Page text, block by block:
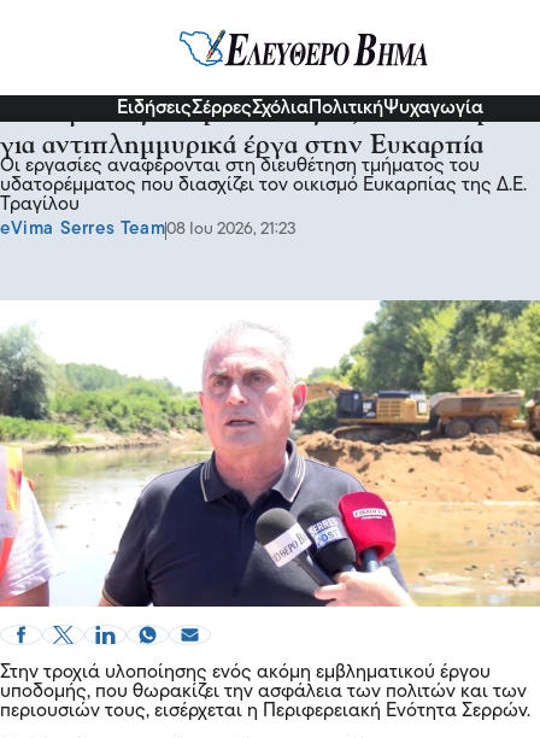
ΕιδήσειςΣέρρεςΣχόλια ΠολιτικήΨυχαγωγία
Παναγιώτης Σπυρόπουλος: 3,4 εκατ. ευρώ
για αντιπλημμυρικά έργα στην Ευκαρπία
Οι εργασίες αναφέρονται στη διευθέτηση τμήματος του
υδατορέμματος που διασχίζει τον οικισμό Ευκαρπίας της Δ.Ε.
Τραγίλου
eVima Serres Team08 Ιου 2026, 21:23
Στην τροχιά υλοποίησης ενός ακόμη εμβληματικού έργου
υποδομής, που θωρακίζει την ασφάλεια των πολιτών και των
περιουσιών τους, εισέρχεται η Περιφερειακή Ενότητα Σερρών.